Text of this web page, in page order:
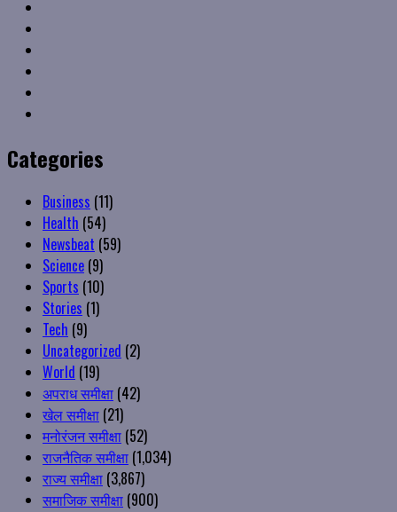
Categories
Business (11)
Health (54)
Newsbeat (59)
Science (9)
Sports (10)
Stories (1)
Tech (9)
Uncategorized (2)
World (19)
अपराध समीक्षा (42)
खेल समीक्षा (21)
मनोरंजन समीक्षा (52)
राजनैतिक समीक्षा (1,034)
राज्य समीक्षा (3,867)
समाजिक समीक्षा (900)